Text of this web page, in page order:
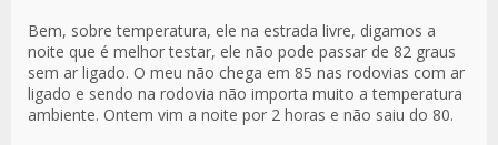
Bem, sobre temperatura, ele na estrada livre, digamos a
noite que é melhor testar, ele não pode passar de 82 graus
sem ar ligado. O meu não chega em 85 nas rodovias com ar
ligado e sendo na rodovia não importa muito a temperatura
ambiente. Ontem vim a noite por 2 horas e não saiu do 80.